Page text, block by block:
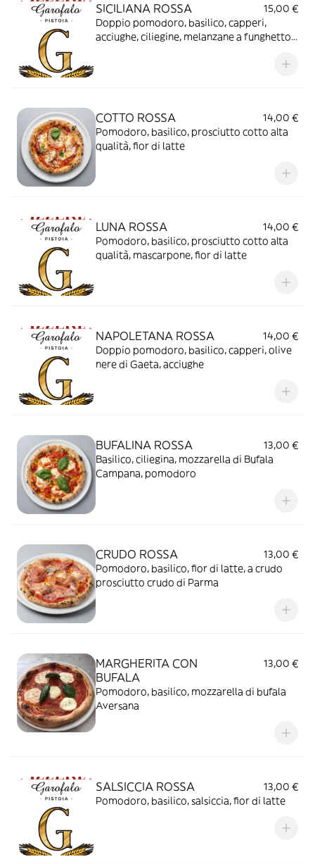
SICILIANA ROSSA
15,00 €
Doppio pomodoro, basilico, capperi,
acciughe, ciliegine, melanzane a funghetto,
COTTO ROSSA
14,00 €
Pomodoro, basilico, prosciutto cotto alta
qualità, fior di latte
LUNA ROSSA
14,00 €
Pomodoro, basilico, prosciutto cotto alta
qualità, mascarpone, fior di latte
NAPOLETANA ROSSA
14,00 €
Doppio pomodoro, basilico, capperi, olive
nere di Gaeta, acciughe
BUFALINA ROSSA
13,00 €
Basilico, ciliegina, mozzarella di Bufala
Campana, pomodoro
CRUDO ROSSA
13,00 €
Pomodoro, basilico, fior di latte, a crudo
prosciutto crudo di Parma
MARGHERITA CON
BUFALA
13,00 €
Pomodoro, basilico, mozzarella di bufala
Aversana
SALSICCIA ROSSA
13,00 €
Pomodoro, basilico, salsiccia, fior di latte